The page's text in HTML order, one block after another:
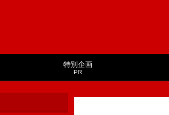
特別企画
PR